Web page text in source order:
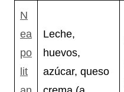
N
ea
po
lit
Leche,
huevos,
azúcar, queso